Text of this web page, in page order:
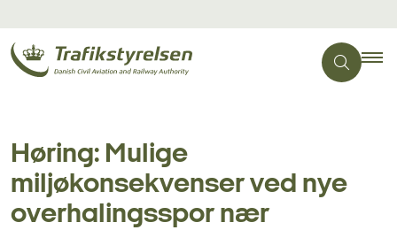
Høring: Mulige
miljøkonsekvenser ved nye
overhalingsspor nær